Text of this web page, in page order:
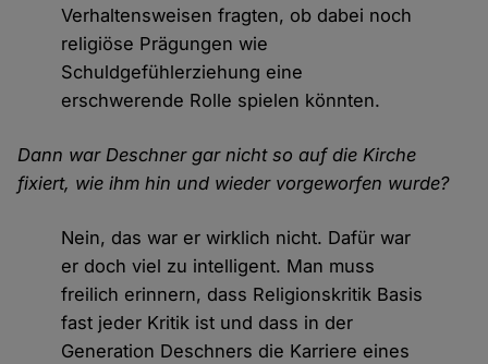
Verhaltensweisen fragten, ob dabei noch
religiöse Prägungen wie
Schuldgefühlerziehung eine
erschwerende Rolle spielen könnten.
Dann war Deschner gar nicht so auf die Kirche
fixiert, wie ihm hin und wieder vorgeworfen wurde?
Nein, das war er wirklich nicht. Dafür war
er doch viel zu intelligent. Man muss
freilich erinnern, dass Religionskritik Basis
fast jeder Kritik ist und dass in der
Generation Deschners die Karriere eines